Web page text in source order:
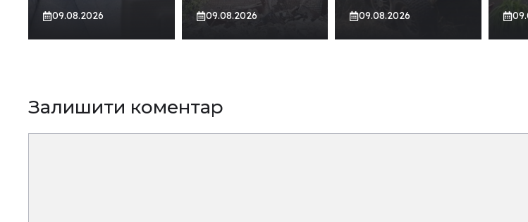
09.08.2026 09.08.2026 09.08.2026
Залишити коментар